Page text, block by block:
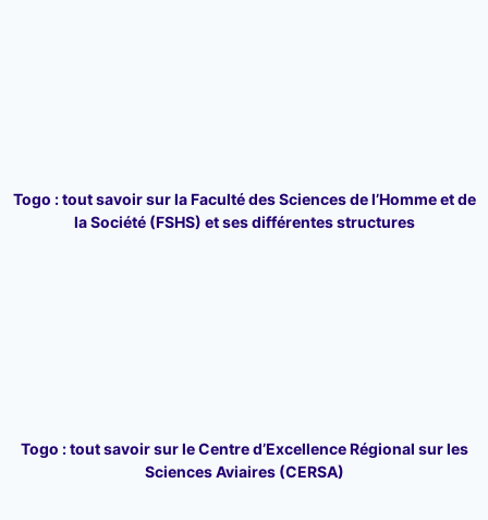
Togo : tout savoir sur la Faculté des Sciences de l’Homme et de
la Société (FSHS) et ses différentes structures
Togo : tout savoir sur le Centre d’Excellence Régional sur les
Sciences Aviaires (CERSA)